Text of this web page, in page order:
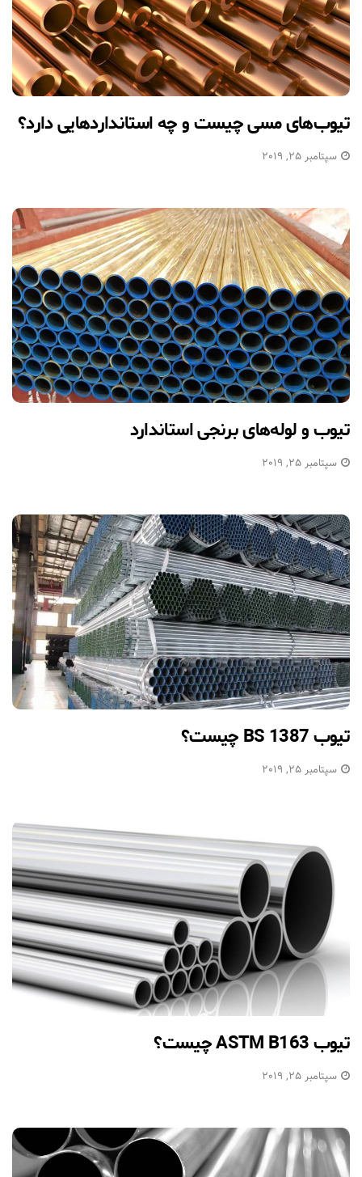
تیوب‌های مسی چیست و چه استانداردهایی دارد؟
سپتامبر 25, 2019
تیوب و لوله‌های برنجی استاندارد
سپتامبر 25, 2019
تیوب BS 1387 چیست؟
سپتامبر 25, 2019
تیوب ASTM B163 چیست؟
سپتامبر 25, 2019